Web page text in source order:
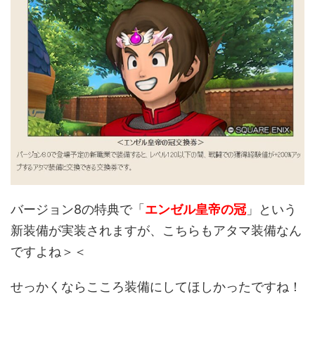
バージョン8の特典で「 エンゼル皇帝の冠」という
新装備が実装されますが、こちらもアタマ装備なん
ですよね＞＜
せっかくならこころ装備にしてほしかったですね！